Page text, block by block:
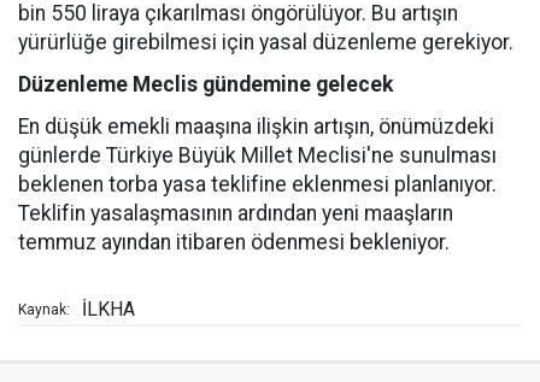
bin 550 liraya çıkarılması öngörülüyor. Bu artışın
yürürlüğe girebilmesi için yasal düzenleme gerekiyor.
Düzenleme Meclis gündemine gelecek
En düşük emekli maaşına ilişkin artışın, önümüzdeki
günlerde Türkiye Büyük Millet Meclisi'ne sunulması
beklenen torba yasa teklifine eklenmesi planlanıyor.
Teklifin yasalaşmasının ardından yeni maaşların
temmuz ayından itibaren ödenmesi bekleniyor.
Kaynak: İLKHA